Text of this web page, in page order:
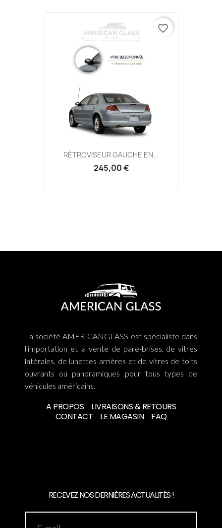
RÉTROVISEUR GAUCHE EN...
245,00 €
favorite_border
La société AMERICANGLASS est spécialiste dans
l'importation et la vente de pare-brises, de vitres
latérales, de lunettes arrières et de vitres de toits
ouvrants ou panoramiques pour tous types de
véhicules américains.
A PROPOS
LIVRAISONS & RETOURS
CONTACT
LE MAGASIN FAQ
RECEVEZ NOS DERNIÈRES ACTUALITÉS !